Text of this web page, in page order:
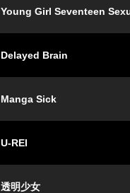
Young Girl Seventeen
Delayed Brain
Manga Sick
U-REI
透明少女